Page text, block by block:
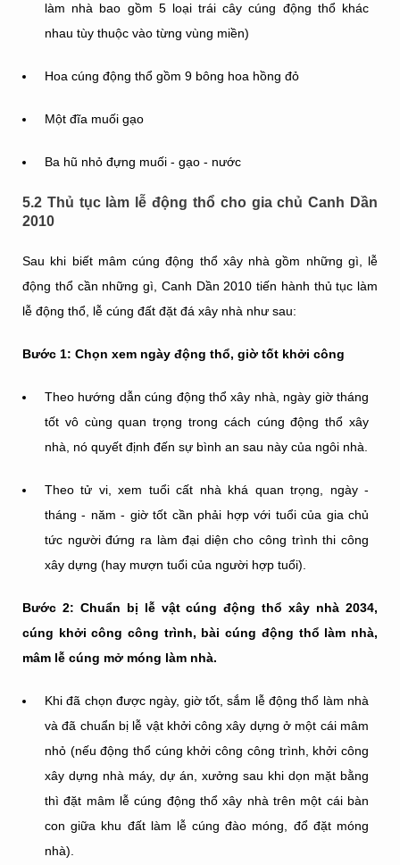
làm nhà bao gồm 5 loại trái cây cúng động thổ khác
nhau tùy thuộc vào từng vùng miền)
Hoa cúng động thổ gồm 9 bông hoa hồng đỏ
Một đĩa muối gạo
Ba hũ nhỏ đựng muối - gạo - nước
5.2 Thủ tục làm lễ động thổ cho gia chủ Canh Dần
2010
Sau khi biết mâm cúng động thổ xây nhà gồm những gì, lễ
động thổ cần những gì, Canh Dần 2010 tiến hành thủ tục làm
lễ động thổ, lễ cúng đất đặt đá xây nhà như sau:
Bước 1: Chọn xem ngày động thổ, giờ tốt khởi công
Theo hướng dẫn cúng động thổ xây nhà, ngày giờ tháng
tốt vô cùng quan trọng trong cách cúng động thổ xây
nhà, nó quyết định đến sự bình an sau này của ngôi nhà.
Theo tử vi, xem tuổi cất nhà khá quan trọng, ngày -
tháng - năm - giờ tốt cần phải hợp với tuổi của gia chủ
tức người đứng ra làm đại diện cho công trình thi công
xây dựng (hay mượn tuổi của người hợp tuổi).
Bước 2: Chuẩn bị lễ vật cúng động thổ xây nhà 2034,
cúng khởi công công trình, bài cúng động thổ làm nhà,
mâm lễ cúng mở móng làm nhà.
Khi đã chọn được ngày, giờ tốt, sắm lễ động thổ làm nhà
và đã chuẩn bị lễ vật khởi công xây dựng ở một cái mâm
nhỏ (nếu động thổ cúng khởi công công trình, khởi công
xây dựng nhà máy, dự án, xưởng sau khi dọn mặt bằng
thì đặt mâm lễ cúng động thổ xây nhà trên một cái bàn
con giữa khu đất làm lễ cúng đào móng, đổ đặt móng
nhà).